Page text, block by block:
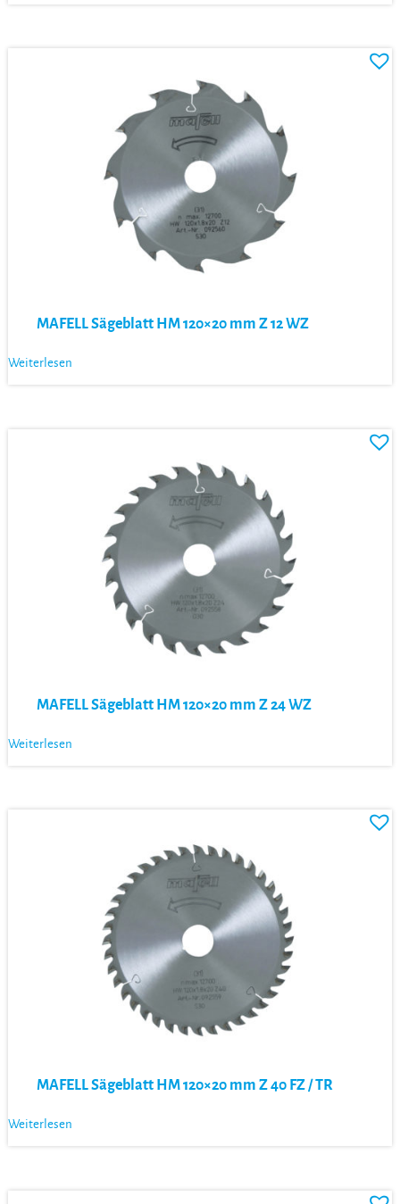
MAFELL Sägeblatt HM 120×20 mm Z 12 WZ
Weiterlesen
MAFELL Sägeblatt HM 120×20 mm Z 24 WZ
Weiterlesen
MAFELL Sägeblatt HM 120×20 mm Z 40 FZ / TR
Weiterlesen